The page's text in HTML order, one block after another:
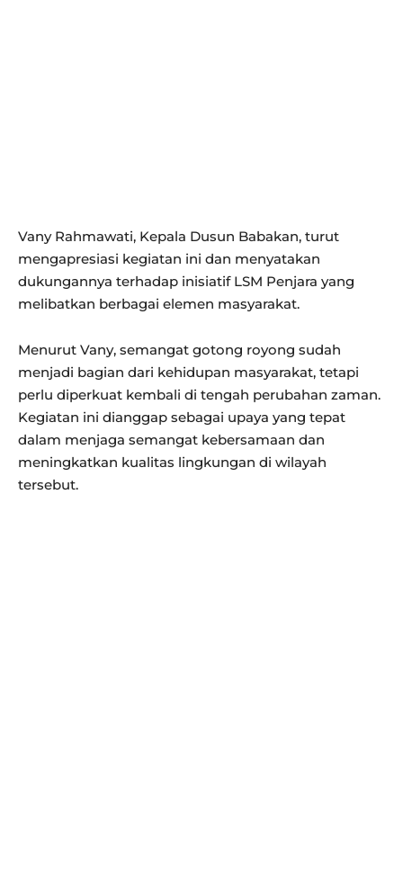
Vany Rahmawati, Kepala Dusun Babakan, turut
mengapresiasi kegiatan ini dan menyatakan
dukungannya terhadap inisiatif LSM Penjara yang
melibatkan berbagai elemen masyarakat.
Menurut Vany, semangat gotong royong sudah
menjadi bagian dari kehidupan masyarakat, tetapi
perlu diperkuat kembali di tengah perubahan zaman.
Kegiatan ini dianggap sebagai upaya yang tepat
dalam menjaga semangat kebersamaan dan
meningkatkan kualitas lingkungan di wilayah
tersebut.